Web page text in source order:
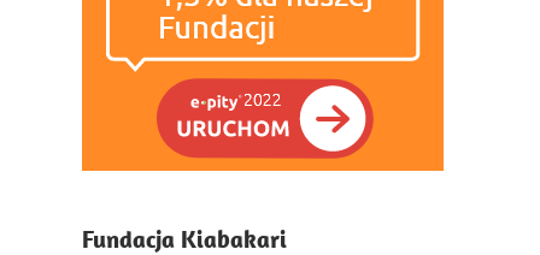
Fundacja Kiabakari